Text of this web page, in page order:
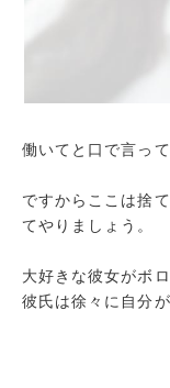
働いてと口で言っ
ですからここは捨
てやりましょう。
大好きな彼女がボ
彼氏は徐々に自分